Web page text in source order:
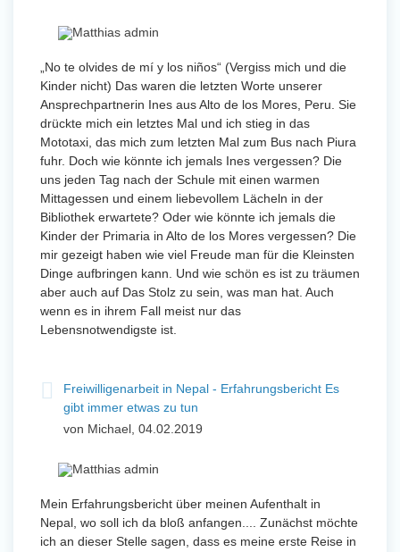
„No te olvides de mí y los niños“ (Vergiss mich und die
Kinder nicht) Das waren die letzten Worte unserer
Ansprechpartnerin Ines aus Alto de los Mores, Peru. Sie
drückte mich ein letztes Mal und ich stieg in das
Mototaxi, das mich zum letzten Mal zum Bus nach Piura
fuhr. Doch wie könnte ich jemals Ines vergessen? Die
uns jeden Tag nach der Schule mit einen warmen
Mittagessen und einem liebevollem Lächeln in der
Bibliothek erwartete? Oder wie könnte ich jemals die
Kinder der Primaria in Alto de los Mores vergessen? Die
mir gezeigt haben wie viel Freude man für die Kleinsten
Dinge aufbringen kann. Und wie schön es ist zu träumen
aber auch auf Das Stolz zu sein, was man hat. Auch
wenn es in ihrem Fall meist nur das
Lebensnotwendigste ist.
Freiwilligenarbeit in Nepal - Erfahrungsbericht Es
gibt immer etwas zu tun
von Michael, 04.02.2019
Mein Erfahrungsbericht über meinen Aufenthalt in
Nepal, wo soll ich da bloß anfangen.... Zunächst möchte
ich an dieser Stelle sagen, dass es meine erste Reise in